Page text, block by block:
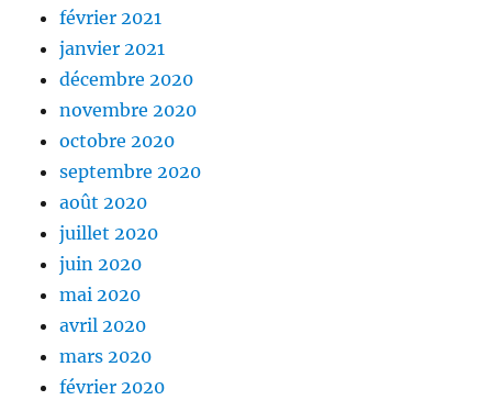
février 2021
janvier 2021
décembre 2020
novembre 2020
octobre 2020
septembre 2020
août 2020
juillet 2020
juin 2020
mai 2020
avril 2020
mars 2020
février 2020